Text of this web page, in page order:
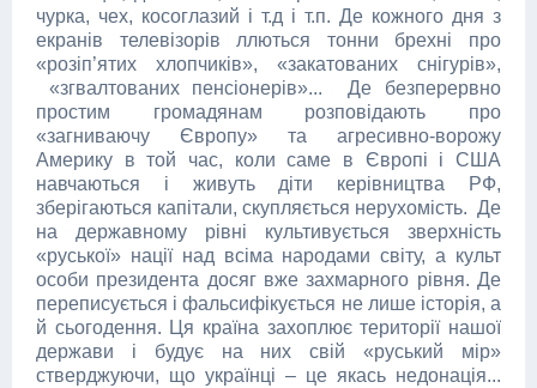
чурка, чех, косоглазий і т.д і т.п. Де кожного дня з
екранів телевізорів ллються тонни брехні про
«розіп’ятих хлопчиків», «закатованих снігурів»,
«згвалтованих пенсіонерів»... Де безперервно
простим громадянам розповідають про
«загниваючу Європу» та агресивно-ворожу
Америку в той час, коли саме в Європі і США
навчаються і живуть діти керівництва РФ,
зберігаються капітали, скупляється нерухомість. Де
на державному рівні культивується зверхність
«руської» нації над всіма народами світу, а культ
особи президента досяг вже захмарного рівня. Де
переписується і фальсифікується не лише історія, а
й сьогодення. Ця країна захоплює території нашої
держави і будує на них свій «руський мір»
стверджуючи, що українці – це якась недонація...